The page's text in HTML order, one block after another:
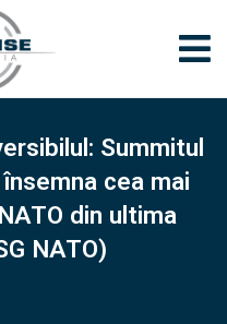
Summitul
cea mai
din ultima
NATO)